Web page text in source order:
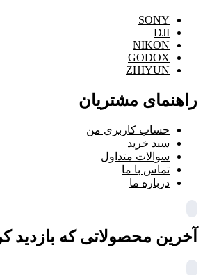
SONY
DJI
NIKON
GODOX
ZHIYUN
راهنمای مشتریان
حساب کاربری من
سبد خرید
سوالات متداول
تماس با ما
درباره ما
آخرین محصولاتی که بازدید